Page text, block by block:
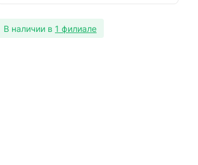
В наличии в 1 филиале